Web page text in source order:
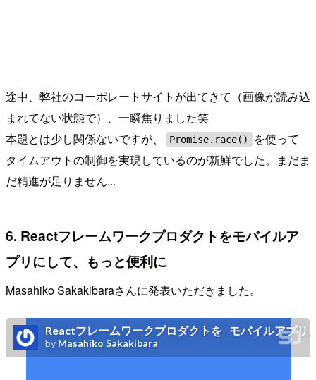
途中、弊社のコーポレートサイトが出てきて（画像が読み込
まれてない状態で）、一瞬焦りました笑
本題とは少し関係ないですが、
Promise.race()
を使って
タイムアウトの制御を実現しているのが新鮮でした。まだま
だ精進が足りません...
6. Reactフレームワークプロダクトをモバイルア
プリにして、もっと便利に
Masahiko Sakakibaraさんに発表いただきました。